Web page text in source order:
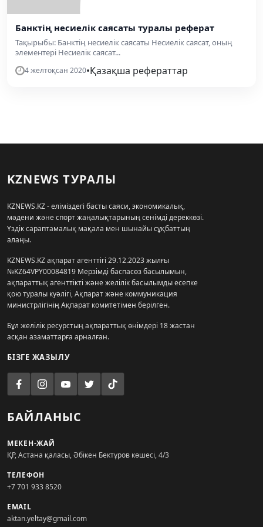
Банктің несиелік саясаты туралы реферат
Тақырыбы: Банктің несиелік саясаты Несиелік саясат, оның
элементері Несиелік саясат...
4 желтоқсан 2020•Қазақша рефераттар
KZNEWS ТУРАЛЫ
KZNEWS.KZ - еліміздегі басты саяси, экономикалық,
мәдени және спорт жаңалықтарының сенімді дереккөзі.
Үздік сараптамалық мақала мен шынайы сұқбаттың
алаңы.
KZNEWS.KZ ақпарат агенттігі 29.12.2023 жылғы
№KZ64VPY00084819 Мерзімді баспасөз басылымын,
ақпараттық агенттікті және желілік басылымды есепке
қою туралы куәлігі, Ақпарат және коммуникация
министрлігінің Ақпарат комитетімен берілген.
Бұл желілік ресурстың ақпараттық өнімдері 18 жастан
асқан азаматтарға арналған.
БІЗГЕ ЖАЗЫЛУ
БАЙЛАНЫС
МЕКЕН-ЖАЙ
ҚР, Астана қаласы, Әбікен Бектұров көшесі, 4/3
ТЕЛЕФОН
+7 701 933 8520
EMAIL
aktan.yeltay@gmail.com